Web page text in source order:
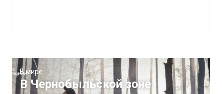
В мире
В Чернобыльской зоне